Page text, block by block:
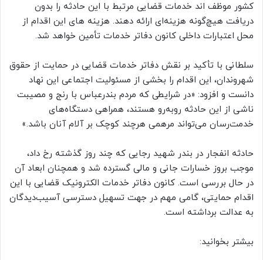
کشور موظف اند خدمات قضایی مرتبط با این حادثه را بدون
دریافت هیچ‌گونه هزینه‌ای ارائه دهند. هزینه های این اقدام از
محل اعتبارات داخلی کانون دفاتر خدمات تأمین خواهد شد.
سلطانی با تأکید بر نقش دفاتر خدمات قضایی در حمایت از حقوق
شهروندان، این اقدام را بخشی از مسئولیت اجتماعی این نهاد
دانست و افزود: «در شرایطی که مردم بندرعباس با رنج و مصیبت
ناشی از این حادثه روبه‌رو هستند، همراهی دستگاه‌های
خدمت‌رسان می‌تواند مرهمی هرچند کوچک بر آلام آنان باشد.»
حادثه انفجار در بندر شهید رجایی که چند روز گذشته رخ داد،
موجب بروز خسارات جانی و مالی گسترده شد و همچنان ابعاد آن
در حال بررسی است. کانون دفاتر خدمات الکترونیک قضایی با این
اقدام حمایتی، گامی مهم در جهت تسهیل دسترسی آسیب‌دیدگان
به عدالت برداشته است.
بیشتر بخوانید: